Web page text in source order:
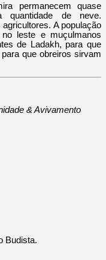
permanecem quase
de neve.
A população
leste e muçulmanos
de Ladakh, para que
que obreiros sirvam
& Avivamento
Budista.